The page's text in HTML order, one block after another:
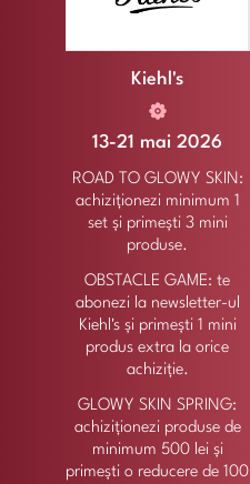
Kiehl's
13-21 mai 2026
ROAD TO GLOWY SKIN:
achiziționezi minimum 1
set și primești 3 mini
produse.
OBSTACLE GAME: te
abonezi la newsletter-ul
Kiehl's și primești 1 mini
produs extra la orice
achiziție.
GLOWY SKIN SPRING:
achiziționezi produse de
minimum 500 lei și
primești o reducere de 100